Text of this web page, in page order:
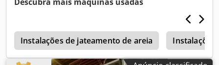
de fabrico aprox. 1985 Peça n.º: 8500 399 Temperatura
máxima: 650 C° Câmara: Ø 250 x 450 mm de profundidade
(36,2 litros de capacidade) Dsdpst Hw Tfofx Aggock
Exterior: 920 x 700 1.400 mm de altura, montado numa
estrutura de base Carga ligada: 8 kW / 400 V / 14 A Peso:
160 kg - com ar recirculado e ar fresco, porta articulada
Instalações de jateamento de areia